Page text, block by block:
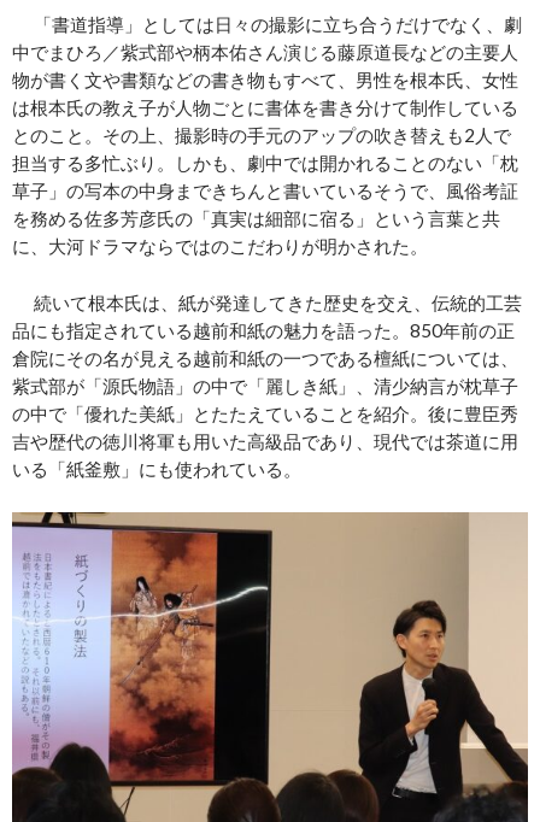
「書道指導」としては日々の撮影に立ち合うだけでなく、劇
中でまひろ／紫式部や柄本佑さん演じる藤原道長などの主要人
物が書く文や書類などの書き物もすべて、男性を根本氏、女性
は根本氏の教え子が人物ごとに書体を書き分けて制作している
とのこと。その上、撮影時の手元のアップの吹き替えも2人で
担当する多忙ぶり。しかも、劇中では開かれることのない「枕
草子」の写本の中身まできちんと書いているそうで、風俗考証
を務める佐多芳彦氏の「真実は細部に宿る」という言葉と共
に、大河ドラマならではのこだわりが明かされた。
続いて根本氏は、紙が発達してきた歴史を交え、伝統的工芸
品にも指定されている越前和紙の魅力を語った。850年前の正
倉院にその名が見える越前和紙の一つである檀紙については、
紫式部が「源氏物語」の中で「麗しき紙」、清少納言が枕草子
の中で「優れた美紙」とたたえていることを紹介。後に豊臣秀
吉や歴代の徳川将軍も用いた高級品であり、現代では茶道に用
いる「紙釜敷」にも使われている。